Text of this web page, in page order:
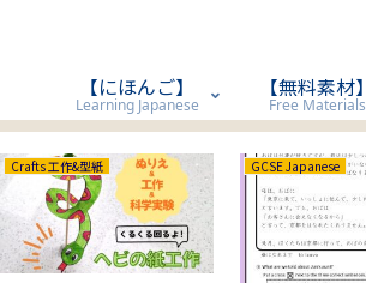
【にほんご】
Learning Japanese
【無料素材】
Free Materials
Crafts 工作&型紙 GCSE Japanese